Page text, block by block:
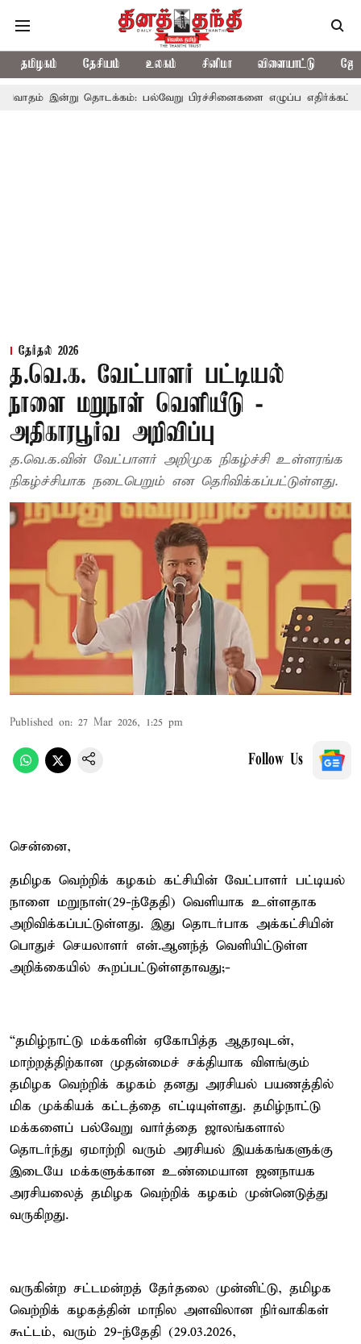
தமிழகம் தேசியம் உலகம் சினிமா விளையாட்டு
தொடக்கம்: பல்வேறு பிரச்சினைகளை எழுப்ப எதிர்க்கட்சிகள் திட்டம்
தேர்தல் 2026
த.வெ.க. வேட்பாளர் பட்டியல்
நாளை மறுநாள் வெளியீடு -
அதிகாரபூர்வ அறிவிப்பு
த.வெ.க.வின் வேட்பாளர் அறிமுக நிகழ்ச்சி உள்ளரங்க
நிகழ்ச்சியாக நடைபெறும் என தெரிவிக்கப்பட்டுள்ளது.
Published on: 27 Mar 2026, 1:25 pm
Follow Us
சென்னை,
தமிழக வெற்றிக் கழகம் கட்சியின் வேட்பாளர் பட்டியல்
நாளை மறுநாள்(29-ந்தேதி) வெளியாக உள்ளதாக
அறிவிக்கப்பட்டுள்ளது. இது தொடர்பாக அக்கட்சியின்
பொதுச் செயலாளர் என்.ஆனந்த் வெளியிட்டுள்ள
அறிக்கையில் கூறப்பட்டுள்ளதாவது;-
“தமிழ்நாட்டு மக்களின் ஏகோபித்த ஆதரவுடன்,
மாற்றத்திற்கான முதன்மைச் சக்தியாக விளங்கும்
தமிழக வெற்றிக் கழகம் தனது அரசியல் பயணத்தில்
மிக முக்கியக் கட்டத்தை எட்டியுள்ளது. தமிழ்நாட்டு
மக்களைப் பல்வேறு வார்த்தை ஜாலங்களால்
தொடர்ந்து ஏமாற்றி வரும் அரசியல் இயக்கங்களுக்கு
இடையே மக்களுக்கான உண்மையான ஜனநாயக
அரசியலைத் தமிழக வெற்றிக் கழகம் முன்னெடுத்து
வருகிறது.
வருகின்ற சட்டமன்றத் தேர்தலை முன்னிட்டு, தமிழக
வெற்றிக் கழகத்தின் மாநில அளவிலான நிர்வாகிகள்
கூட்டம், வரும் 29-ந்தேதி (29.03.2026,